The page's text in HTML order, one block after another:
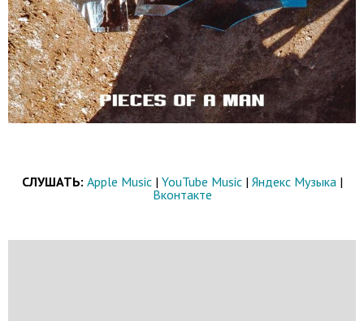
СЛУШАТЬ: Apple Music| YouTube Music| Яндекс Музыка |
Вконтакте